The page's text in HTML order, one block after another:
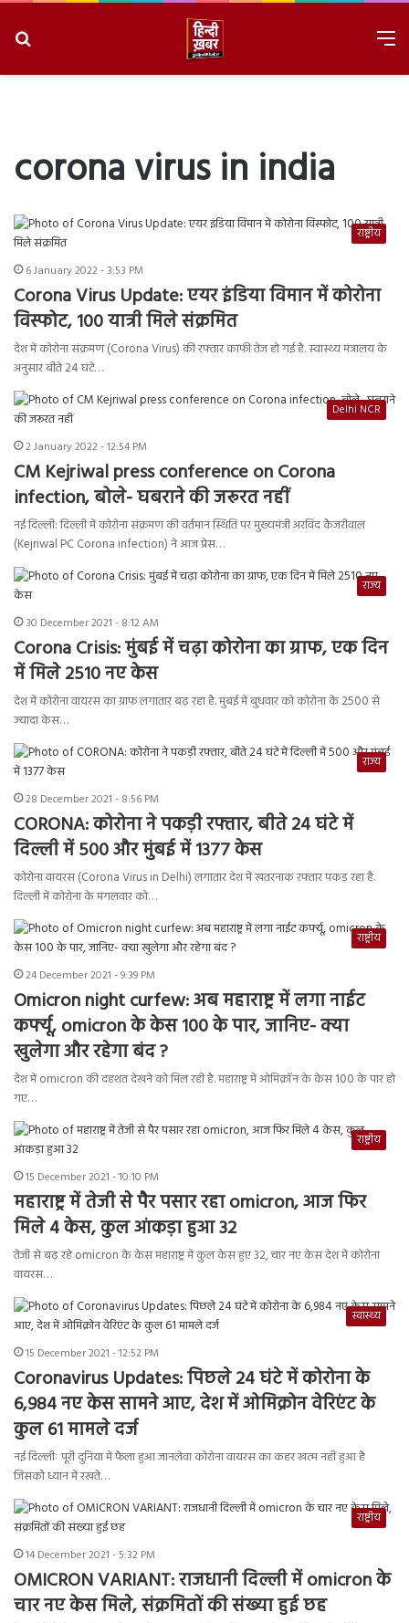
corona virus in india
राष्ट्रीय
6 January 2022 - 3:53 PM
Corona Virus Update: एयर इंडिया विमान में कोरोना
विस्फोट, 100 यात्री मिले संक्रमित
देश में कोरोना संक्रमण (Corona Virus) की रफ्तार काफी तेज हो गई है. स्वास्थ्य मंत्रालय के
अनुसार बीते 24 घंटे…
Delhi NCR
2 January 2022 - 12:54 PM
CM Kejriwal press conference on Corona
infection, बोले- घबराने की जरूरत नहीं
नई दिल्ली: दिल्ली में कोरोना संक्रमण की वर्तमान स्थिति पर मुख्यमंत्री अरविंद केेजरीवाल
(Kejriwal PC Corona infection) ने आज प्रेस…
राज्य
30 December 2021 - 8:12 AM
Corona Crisis: मुंबई में चढ़ा कोरोना का ग्राफ, एक दिन
में मिले 2510 नए केस
देश में कोरोना वायरस का ग्राफ लगातार बढ़ रहा है. मुंबई में बुधवार को कोरोना के 2500 से
ज्यादा केस…
राज्य
28 December 2021 - 8:56 PM
CORONA: कोरोना ने पकड़ी रफ्तार, बीते 24 घंटे में
दिल्ली में 500 और मुंबई में 1377 केस
कोरोना वायरस (Corona Virus in Delhi) लगातार देश में खतरनाक रफ्तार पकड़ रहा है.
दिल्ली में कोरोना के मंगलवार को…
राष्ट्रीय
24 December 2021 - 9:39 PM
Omicron night curfew: अब महाराष्ट्र में लगा नाईट
कर्फ्यू, omicron के केस 100 के पार, जानिए- क्या
खुलेगा और रहेगा बंद ?
देश में omicron की दहशत देखने को मिल रही है. महाराष्ट्र में ओमिक्रॉन के केस 100 के पार हो
गए…
राष्ट्रीय
15 December 2021 - 10:10 PM
महाराष्ट्र में तेजी से पैर पसार रहा omicron, आज फिर
मिले 4 केस, कुल आंकड़ा हुआ 32
तेजी से बढ़ रहे omicron के केस महाराष्ट्र में कुल केस हुए 32, चार नए केस देश में कोरोना
वायरस…
स्वास्थ्य
15 December 2021 - 12:52 PM
Coronavirus Updates: पिछले 24 घंटे में कोरोना के
6,984 नए केस सामने आए, देश में ओमिक्रोन वेरिएंट के
कुल 61 मामले दर्ज
नई दिल्लीः पूरी दुनिया में फैला हुआ जानलेवा कोरोना वायरस का कहर खत्म नहीं हुआ है
जिसको ध्यान में रखते…
राष्ट्रीय
14 December 2021 - 5:32 PM
OMICRON VARIANT: राजधानी दिल्ली में omicron के
चार नए केस मिले, संक्रमितों की संख्या हुई छह